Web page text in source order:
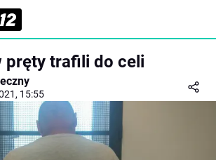
pręty trafili do celi
15:55